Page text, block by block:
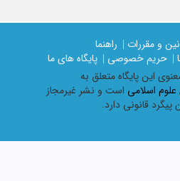
و مقررات |
راهنما
| حریم خصوصی |
پایگاه های ما
اين پايگاه متعلق به
علوم اسلامی است و نشر غیرمجاز
پیگرد قانونی دارد.